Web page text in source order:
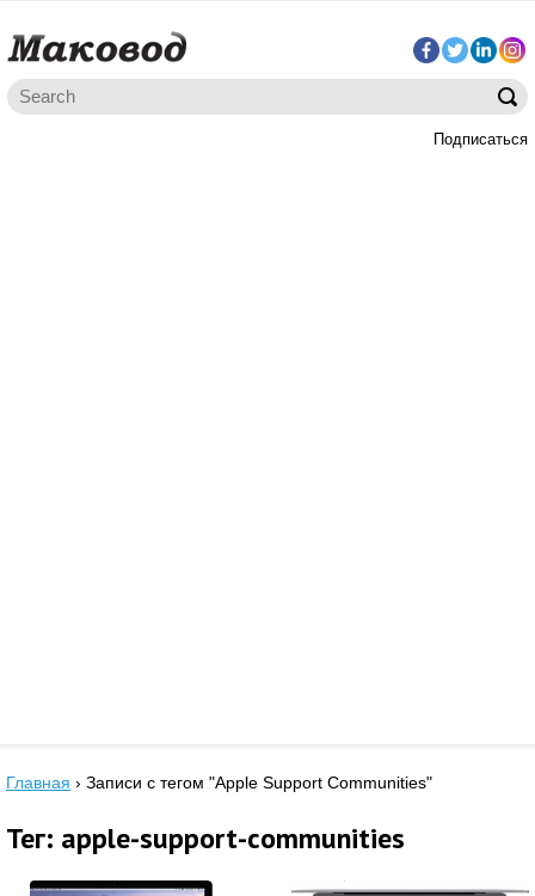
Подписаться
Главная › Записи с тегом "Apple Support Communities"
Тег: apple-support-communities